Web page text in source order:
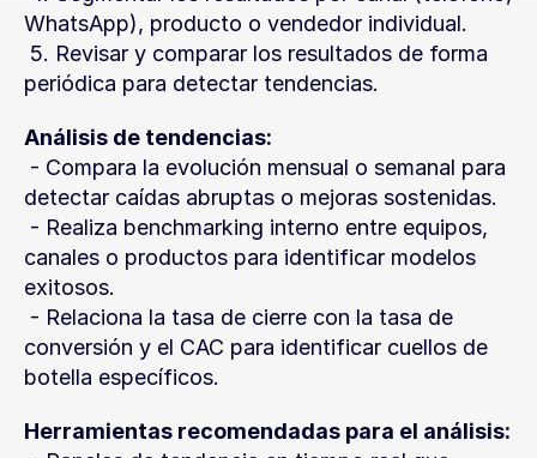
WhatsApp), producto o vendedor individual.
periódica para detectar tendencias.
Análisis de tendencias:
detectar caídas abruptas o mejoras sostenidas.
canales o productos para identificar modelos
exitosos.
conversión y el CAC para identificar cuellos de
botella específicos.
Herramientas recomendadas para el análisis: